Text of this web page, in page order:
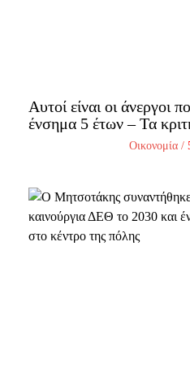
Αυτοί είναι οι άνεργοι
ένσημα 5 έτων – Τα
Οικονομία/